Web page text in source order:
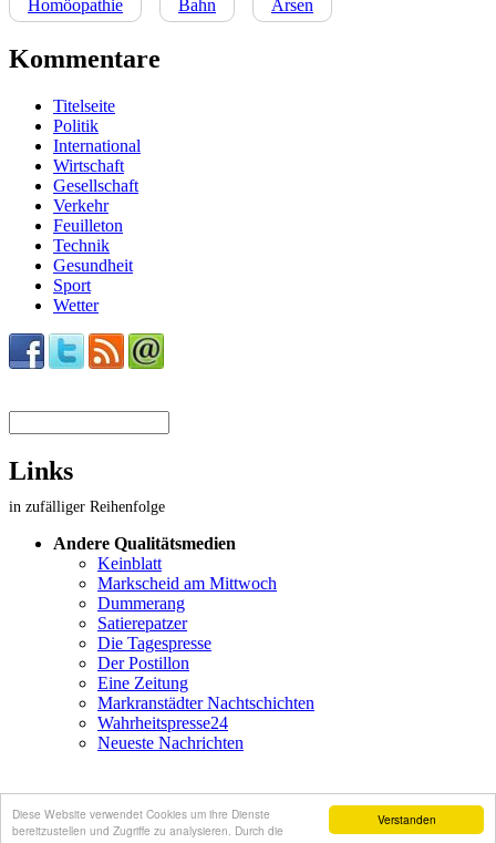
Verstanden
Diese Website verwendet Cookies um ihre Dienste
bereitzustellen und Zugriffe zu analysieren. Durch die
Homöopathie
Bahn Arsen
Kommentare
Titelseite
Politik
International
Wirtschaft
Gesellschaft
Verkehr
Feuilleton
Technik
Gesundheit
Sport
Wetter
Suchformular
Links
in zufälliger Reihenfolge
Andere Qualitätsmedien
Keinblatt
Markscheid am Mittwoch
Dummerang
Satierepatzer
Die Tagespresse
Der Postillon
Eine Zeitung
Markranstädter Nachtschichten
Wahrheitspresse24
Neueste Nachrichten
Bitte scrollen Sie wieder ganz nach oben, damit der nächste Leser
die Seite in einem ordentlichen Zustand vorfindet. Danke!